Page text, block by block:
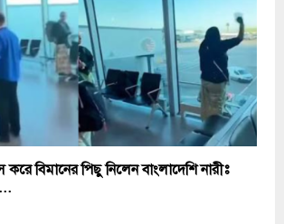
করে বিমানের পিছু নিলেন বাংলাদেশি নারীঃ